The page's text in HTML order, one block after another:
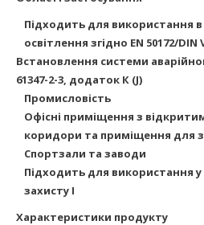
Підходить для використання
освітлення згідно EN 50172/DIN
Встановлення системи
61347-2-3, додаток К (J)
Промисловість
Офісні приміщення з
коридори та приміщення для
Спортзали та заводи
Підходить для використання
захисту I
Характеристики продукту